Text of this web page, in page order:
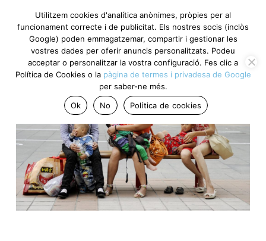
Utilitzem cookies d'analítica anònimes, pròpies per al
funcionament correcte i de publicitat. Els nostres socis (inclòs
Google) poden emmagatzemar, compartir i gestionar les
vostres dades per oferir anuncis personalitzats. Podeu
acceptar o personalitzar la vostra configuració. Fes clic a
Política de Cookies o la pàgina de termes i privadesa de Google
per saber-ne més.
Ok
No Política de cookies